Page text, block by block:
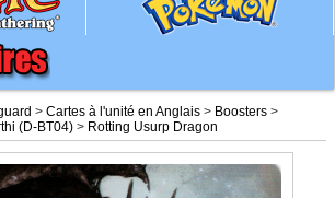
> Cartes à l'unité en Anglais > Boosters >
(D-BT04) > Rotting Usurp Dragon